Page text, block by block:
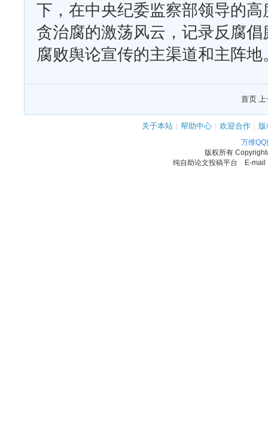
下，在中央纪委监察部领导的
贪治腐的激荡风云，记录反腐
腐败舆论宣传的主渠道和主阵地
首页 上
关于本站 | 帮助中心 | 欢迎合作 |
万维
版权所有
纯自助论文投稿平台 E-mail